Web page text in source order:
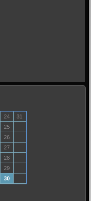
24
31
25
26
27
28
29
30